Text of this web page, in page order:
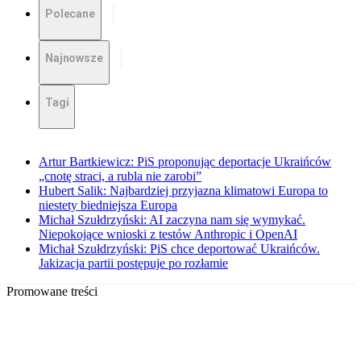
Polecane
Najnowsze
Tagi
Artur Bartkiewicz: PiS proponując deportacje Ukraińców
„cnotę straci, a rubla nie zarobi”
Hubert Salik: Najbardziej przyjazna klimatowi Europa to
niestety biedniejsza Europa
Michał Szułdrzyński: AI zaczyna nam się wymykać.
Niepokojące wnioski z testów Anthropic i OpenAI
Michał Szułdrzyński: PiS chce deportować Ukraińców.
Jakizacja partii postępuje po rozłamie
Promowane treści